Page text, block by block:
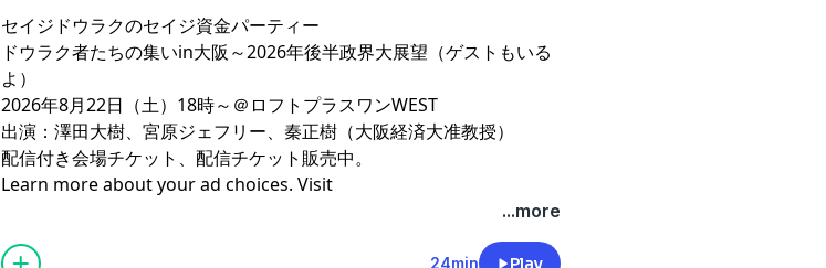
セイジドウラクのセイジ資金パーティー
⁠ドウラク者たちの集いin大阪～2026年後半政界大展望（ゲストもいる
よ）⁠
2026年8月22日（土）18時～＠ ⁠ロフトプラスワンWEST⁠
出演：澤田大樹、宮原ジェフリー、秦正樹（大阪経済大准教授）
配信付き会場チケット、配信チケット販売中。
Learn more about your ad choices. Visit
...more
24min Play